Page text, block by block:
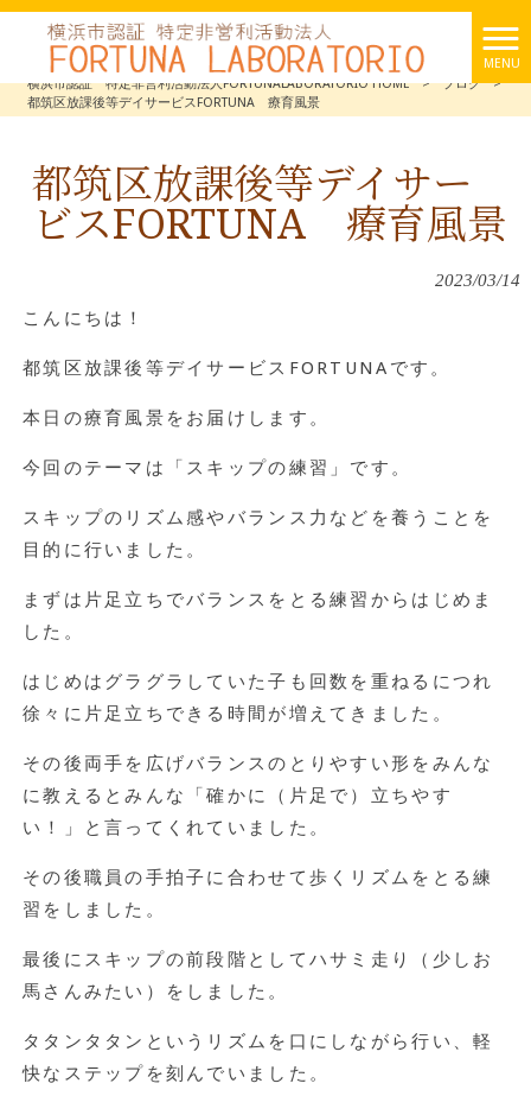
MENU
横浜市認証 特定非営利活動法人FORTUNALABORATORIO HOME
> ブログ
>
都筑区放課後等デイサービスFORTUNA 療育風景
都筑区放課後等デイサー
ビスFORTUNA 療育風景
2023/03/14
こんにちは！
都筑区放課後等デイサービスFORTUNAです。
本日の療育風景をお届けします。
今回のテーマは「スキップの練習」です。
スキップのリズム感やバランス力などを養うことを
目的に行いました。
まずは片足立ちでバランスをとる練習からはじめま
した。
はじめはグラグラしていた子も回数を重ねるにつれ
徐々に片足立ちできる時間が増えてきました。
その後両手を広げバランスのとりやすい形をみんな
に教えるとみんな「確かに（片足で）立ちやす
い！」と言ってくれていました。
その後職員の手拍子に合わせて歩くリズムをとる練
習をしました。
最後にスキップの前段階としてハサミ走り（少しお
馬さんみたい）をしました。
タタンタタンというリズムを口にしながら行い、軽
快なステップを刻んでいました。